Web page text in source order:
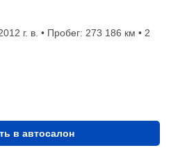
г. в. • Пробег: 273 186 км • 2
в автосалон